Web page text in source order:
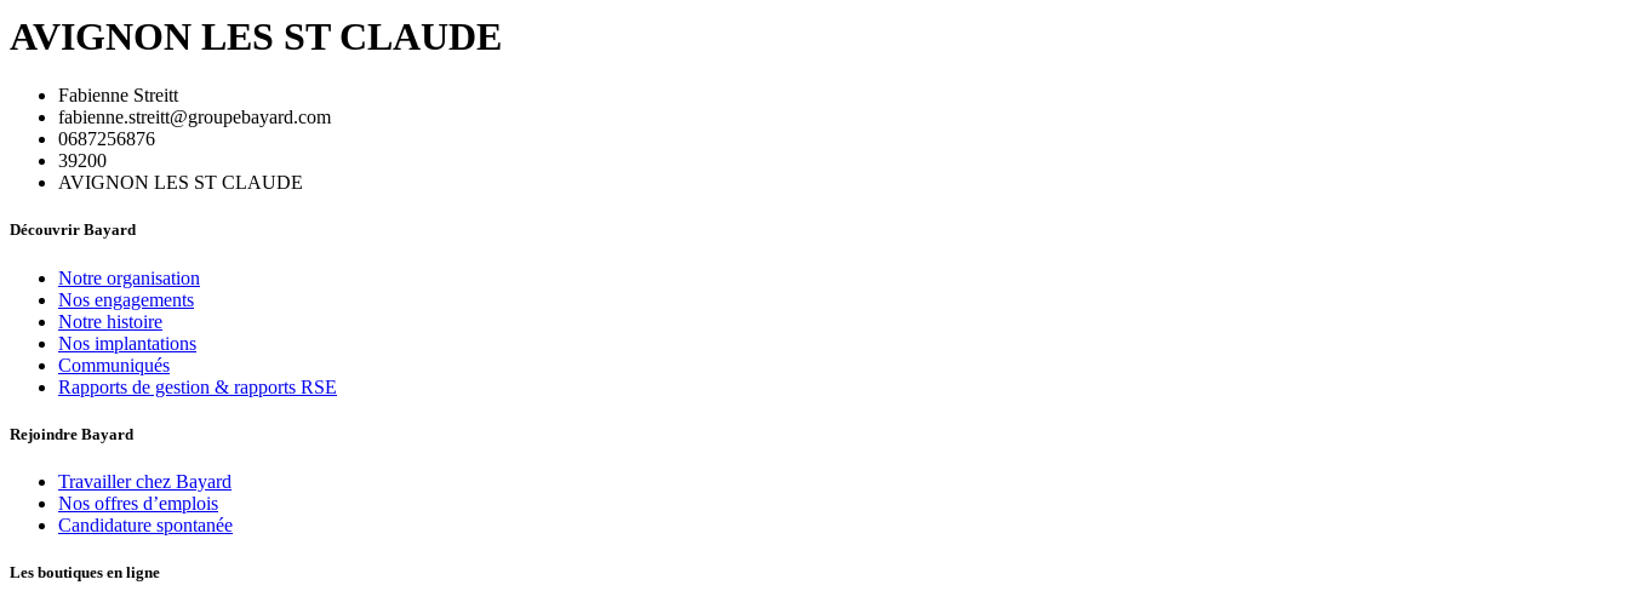
AVIGNON LES ST CLAUDE
Fabienne Streitt
fabienne.streitt@groupebayard.com
0687256876
39200
AVIGNON LES ST CLAUDE
Découvrir Bayard
Notre organisation
Nos engagements
Notre histoire
Nos implantations
Communiqués
Rapports de gestion & rapports RSE
Rejoindre Bayard
Travailler chez Bayard
Nos offres d’emplois
Candidature spontanée
Les boutiques en ligne